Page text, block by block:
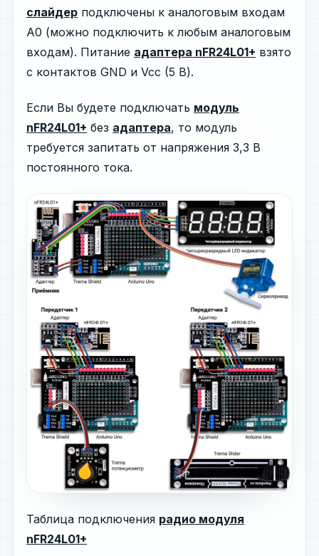
слайдер подключены к аналоговым входам
A0 (можно подключить к любым аналоговым
входам). Питание адаптера nFR24L01+ взято
с контактов GND и Vcc (5 В).
Если Вы будете подключать модуль
nFR24L01+ без адаптера, то модуль
требуется запитать от напряжения 3,3 В
постоянного тока.
Таблица подключения радио модуля
nFR24L01+